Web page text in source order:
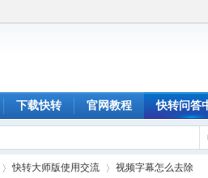
下载快转 官网教程 快转问答
快转大师版使用交流 视频字幕怎么去除